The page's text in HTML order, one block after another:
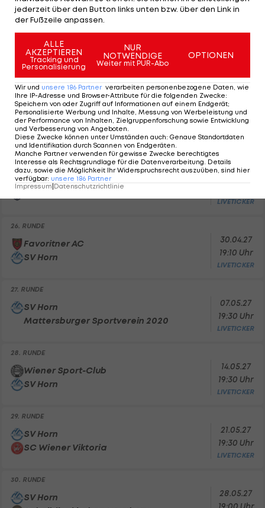
FC Marchfeld Donauauen
LIVETICKER
SV Horn
SV Gloggnitz
24. RUNDE
FCM Traiskirchen
SV Horn
16.04.27
19:30 Uhr
LIVETICKER
25. RUNDE
SV Horn
23.04.27
LIVETICKER
26. RUNDE
Favoritner AC
SV Horn
30.04.27
19:10 Uhr
LIVETICKER
27. RUNDE
SV Horn
Mattersburger Sportverein 2020
07.05.27
19:30 Uhr
LIVETICKER
28. RUNDE
Wiener Sport-Club
SV Horn
14.05.27
19:30 Uhr
LIVETICKER
29. RUNDE
SV Horn
SC Wiener Viktoria
21.05.27
19:30 Uhr
LIVETICKER
30. RUNDE
SV Horn
28.05.27
19:00 Uhr
jederzeit über den Button links unten bzw. über den Link in
der Fußzeile anpassen.
ALLE
AKZEPTIEREN
Tracking und
Personalisierung
NUR
NOTWENDIGE
Weiter mit PUR-Abo
OPTIONEN
Wir und unsere 186 Partner verarbeiten personenbezogene Daten, wie
Ihre IP-Adresse und Browser-Attribute für die folgenden Zwecke:
Speichern von oder Zugriff auf Informationen auf einem Endgerät;
Personalisierte Werbung und Inhalte, Messung von Werbeleistung und
der Performance von Inhalten, Zielgruppenforschung sowie Entwicklung
und Verbesserung von Angeboten.
Diese Zwecke können unter Umständen auch: Genaue Standortdaten
und Identifikation durch Scannen von Endgeräten.
Manche Partner verwenden für gewisse Zwecke berechtigtes
Interesse als Rechtsgrundlage für die Datenverarbeitung. Details
dazu, sowie die Möglichkeit Ihr Widerspruchsrecht auszuüben, sind hier
verfügbar: unsere 186 Partner
Impressum Datenschutzrichtlinie